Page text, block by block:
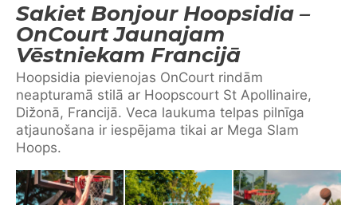
Sakiet Bonjour Hoopsidia –
OnCourt Jaunajam
Vēstniekam Francijā
Hoopsidia pievienojas OnCourt rindām
neapturamā stilā ar Hoopscourt St Apollinaire,
Dižonā, Francijā. Veca laukuma telpas pilnīga
atjaunošana ir iespējama tikai ar Mega Slam
Hoops.